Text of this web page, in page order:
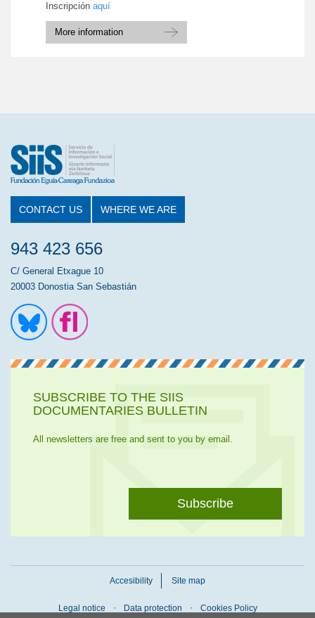
Inscripción aquí
More information
CONTACT US WHERE WE ARE
943 423 656
C/ General Etxague 10
20003 Donostia San Sebastián
SUBSCRIBE TO THE SIIS
DOCUMENTARIES BULLETIN
All newsletters are free and sent to you by email.
Subscribe
Accesibility Site map
Legal notice Data protection Cookies Policy